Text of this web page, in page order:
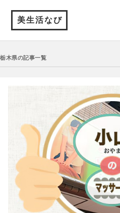
美生活なび
栃木県の記事一覧